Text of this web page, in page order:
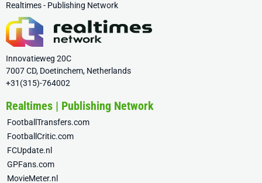
Realtimes - Publishing Network
Innovatieweg 20C
7007 CD, Doetinchem, Netherlands
+31(315)-764002
Realtimes | Publishing Network
FootballTransfers.com
FootballCritic.com
FCUpdate.nl
GPFans.com
MovieMeter.nl